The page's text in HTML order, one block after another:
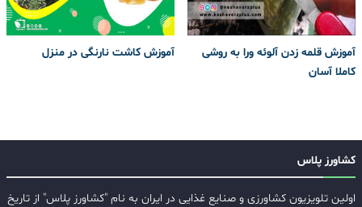
آموزش قلمه زدن آلوئه ورا به روشی
کاملا آسان
آموزش کاشت نارنگی در منزل
کشاورز پلاس
اولین تلویزیون کشاورزی و صنایع غذایی در ایران به نام "کشاورز پلاس" از تاریخ